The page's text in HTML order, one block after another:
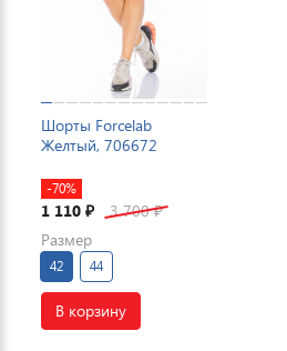
Шорты Forcelab
Желтый, 706672
-70%
1 110 ₽ 3 700₽
Размер
42 44
В корзину